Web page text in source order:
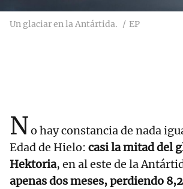
Un glaciar en la Antártida. EP
No hay constancia de nada
Edad de Hielo: casi la mitad del
Hektoria, en al este de la
apenas dos meses, perdiendo